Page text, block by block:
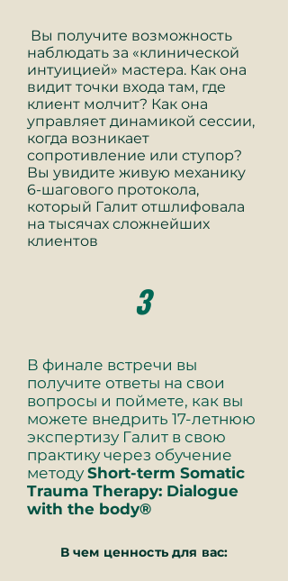
Вы получите возможность
наблюдать за «клинической
интуицией» мастера. Как она
видит точки входа там, где
клиент молчит? Как она
управляет динамикой сессии,
когда возникает
сопротивление или ступор?
Вы увидите живую механику
6-шагового протокола,
который Галит отшлифовала
на тысячах сложнейших
клиентов
3
В финале встречи вы
получите ответы на свои
вопросы и поймете, как вы
можете внедрить 17-летнюю
экспертизу Галит в свою
практику через обучение
методуShort-term Somatic
Trauma Therapy: Dialogue
with the body®
В чем ценность для вас: